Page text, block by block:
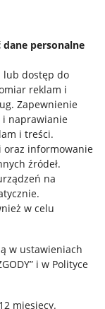
personalne
lub dostęp do
reklam i
. Zapewnienie
i naprawianie
i treści.
oraz informowanie
źródeł.
na
.
w celu
w ustawieniach
i w Polityce
miesięcy.